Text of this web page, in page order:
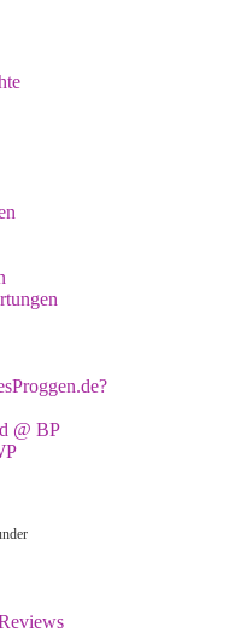
@ BP